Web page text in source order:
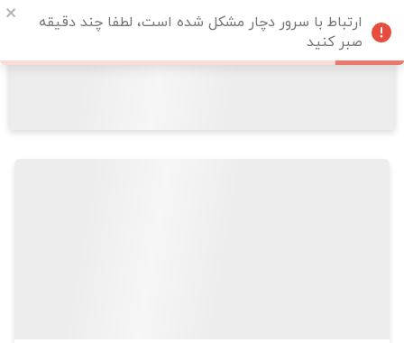
ارتباط با سرور دچار مشکل شده است، لطفا چند دقیقه
صبر کنید